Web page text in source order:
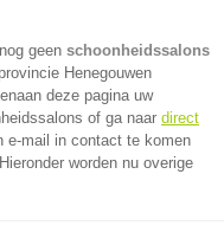
geen schoonheidssalons
Henegouwen
deze pagina uw
of ga naar direct
e-mail in contact te komen
worden nu overige